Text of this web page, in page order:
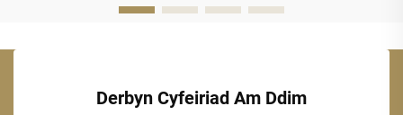
Derbyn Cyfeiriad Am Ddim